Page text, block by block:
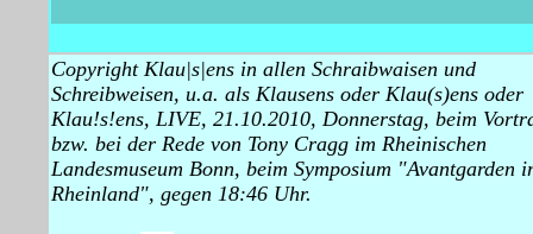
Copyright Klau|s|ens in allen Schraibwaisen und
Schreibweisen, u.a. als Klausens oder Klau(s)ens oder
Klau!s!ens, LIVE, 21.10.2010, Donnerstag, beim
bzw. bei der Rede von Tony Cragg im Rheinischen
Landesmuseum Bonn, beim Symposium "Avantgarden
Rheinland", gegen 18:46 Uhr.